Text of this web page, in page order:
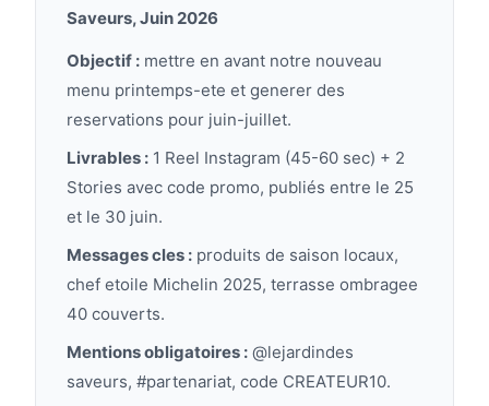
Saveurs, Juin 2026
Objectif : mettre en avant notre nouveau
menu printemps-ete et generer des
reservations pour juin-juillet.
Livrables : 1 Reel Instagram (45-60 sec) + 2
Stories avec code promo, publiés entre le 25
et le 30 juin.
Messages cles : produits de saison locaux,
chef etoile Michelin 2025, terrasse ombragee
40 couverts.
Mentions obligatoires : @lejardindes
saveurs, #partenariat, code CREATEUR10.